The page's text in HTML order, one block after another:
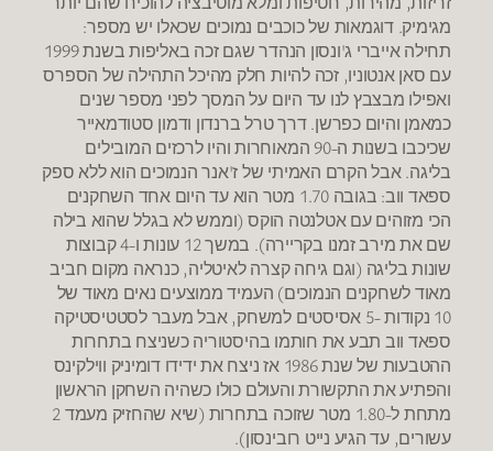
מגימיק. דוגמאות של כוכבים נמוכים שכאלו יש מספר:
תחילה אייברי ג'ונסון הנהדר שגם זכה באליפות בשנת 1999
עם סאן אנטוניו, זכה להיות חלק מהיכל התהילה של הספרס
ואפילו מבצבץ לנו עד היום על המסך לפני מספר שנים
כמאמן והיום כפרשן. דרך טרל ברנדון ודמון סטודמאייר
שכיכבו בשנות ה-90 המאוחרות והיו לרכזים המובילים
בליגה. אבל הקרם האמיתי של ז'אנר הנמוכים הוא ללא ספק
ספאד ווב: בגובה 1.70 מטר הוא עד היום אחד השחקנים
הכי מזוהים עם אטלנטה הוקס (וממש לא בגלל שהוא בילה
שם את מירב זמנו בקריירה). במשך 12 עונות ו-4 קבוצות
שונות בליגה (וגם גיחה קצרה לאיטליה, כנראה מקום חביב
מאוד לשחקנים הנמוכים) העמיד ממוצעים נאים מאוד של
10 נקודות -5 אסיסטים למשחק, אבל מעבר לסטטיסטיקה
ספאד ווב תבע את חותמו בהיסטוריה כשניצח בתחרות
ההטבעות של שנת 1986 אז ניצח את ידידו דומיניק ווילקינס
והפתיע את התקשורת והעולם כולו כשהיה השחקן הראשון
מתחת ל-1.80 מטר שזוכה בתחרות (שיא שהחזיק מעמד 2
עשורים, עד הגיע נייט רובינסון).